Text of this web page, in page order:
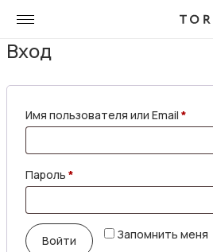
Вход
Имя пользователя или Email *
Пароль *
Запомнить меня
Войти